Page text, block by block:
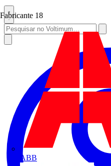
Fabricante 18
ABB